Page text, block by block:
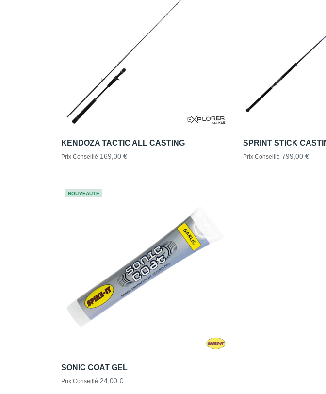
KENDOZA TACTIC ALL CASTING
Prix Conseillé 169,00 €
SPRINT STICK
Prix Conseillé 799,00 €
NOUVEAUTÉ
SONIC COAT GEL
Prix Conseillé 24,00 €